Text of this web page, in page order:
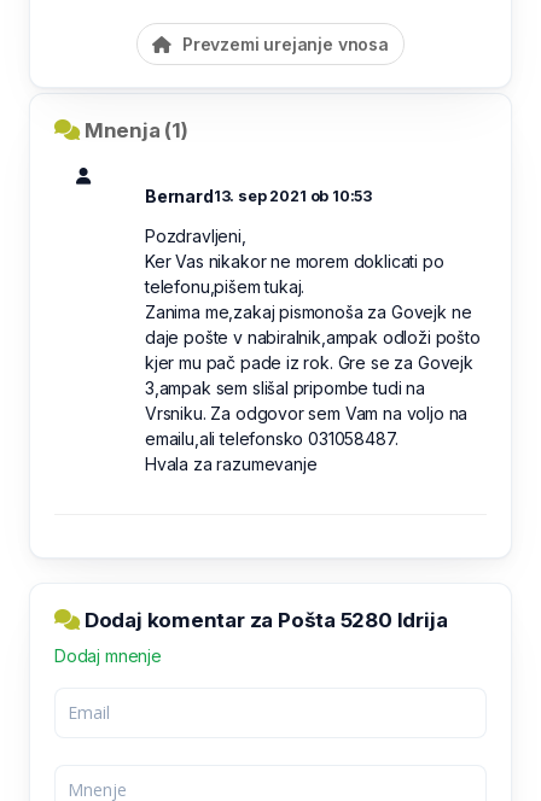
Prevzemi urejanje vnosa
Mnenja (1)
Bernard13. sep 2021 ob 10:53
Pozdravljeni,
Ker Vas nikakor ne morem doklicati po
telefonu,pišem tukaj.
Zanima me,zakaj pismonoša za Govejk ne
daje pošte v nabiralnik,ampak odloži pošto
kjer mu pač pade iz rok. Gre se za Govejk
3,ampak sem slišal pripombe tudi na
Vrsniku. Za odgovor sem Vam na voljo na
emailu,ali telefonsko 031058487.
Hvala za razumevanje
Dodaj komentar za Pošta 5280 Idrija
Dodaj mnenje